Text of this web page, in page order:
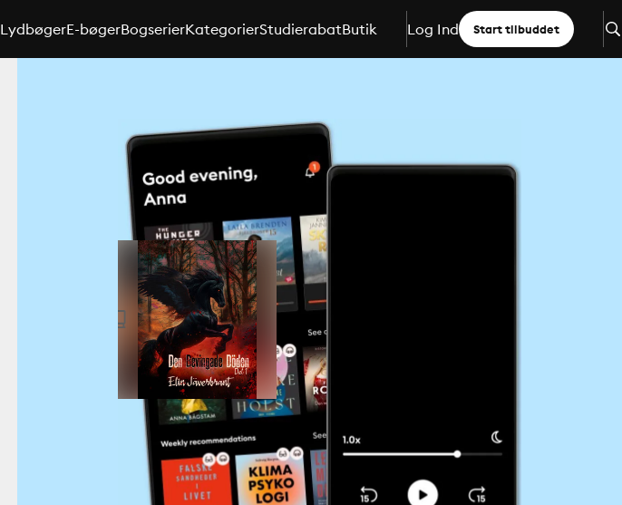
LydbøgerE-bøgerBogserierKategorierStudierabatButik Log Ind Start tilbuddet